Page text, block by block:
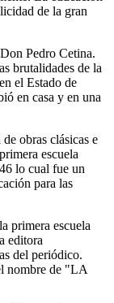
de la gran
Pedro Cetina.
brutalidades de la
el Estado de
en casa y en una
obras clásicas e
escuela
lo cual fue un
para las
primera escuela
editora
del periódico.
nombre de "LA